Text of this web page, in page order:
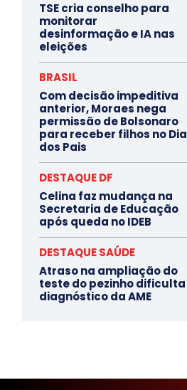
TSE cria conselho para
monitorar
desinformação e IA nas
eleições
BRASIL
Com decisão impeditiva
anterior, Moraes nega
permissão de Bolsonaro
para receber filhos no Dia
dos Pais
DESTAQUE DF
Celina faz mudança na
Secretaria de Educação
após queda no IDEB
DESTAQUE SAÚDE
Atraso na ampliação do
teste do pezinho dificulta
diagnóstico da AME